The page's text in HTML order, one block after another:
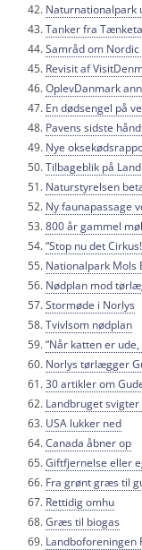
Naturnationalpark
Tanker fra
Samråd om Nordic
Revisit af
OplevDanmark
En dødsengel på
Pavens sidste
Nye
Tilbageblik på
Naturstyrelsen
Ny faunapassage
800 år gammel
“Stop nu det
Nationalpark Mols
Nødplan mod
Stormøde i Norlys
Tvivlsom nødplan
“Når katten er
Norlys tørlægger
30 artikler om
Landbruget
USA lukker ned
Canada åbner op
Giftfjernelse eller
Fra grønt græs til
Rettidig omhu
Græs til biogas
Landboforeningen